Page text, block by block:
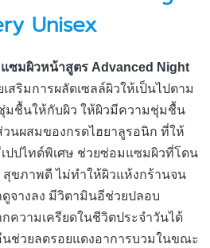
Unisex
ซมผิวหน้าสูตร Advanced Night
สริมการผลัดเซลล์ผิวให้เป็นไปตาม
มชื้นให้กับผิว ให้ผิวมีความชุ่มชื้น
นผสมของกรดไฮยาลูรอนิก ที่ให้
ปปไทด์พิเศษ ช่วยซ่อมแซมผิวที่โดน
ขภาพดี ไม่ทำให้ผิวแห้งกร้านจน
ดูจางลง มีวิตามินอีช่วยปลอบ
ความเครียดในชีวิตประจำวันได้
นช่วยลดรอยแดงอาการบวมในขณะ